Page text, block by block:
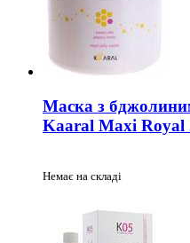
Маска з
Kaaral Maxi Royal
Немає на складі